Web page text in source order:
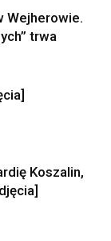
Wejherowie.
trwa
Koszalin,